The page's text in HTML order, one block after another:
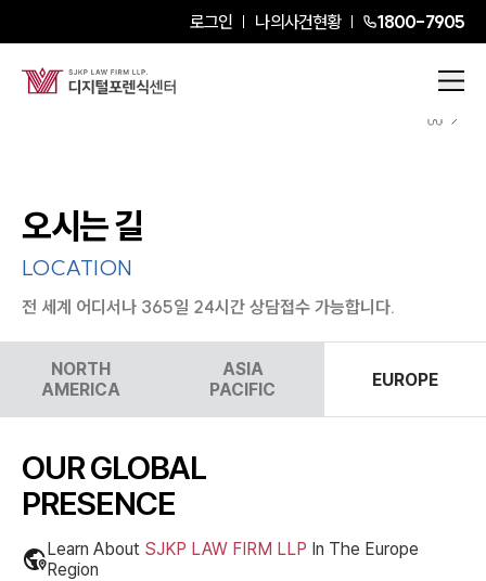
로그인 나의사건현황 1800-7905
센터소개
센터소개
대륜의 강점
오시는 길
고객의 소리
오시는 길
LOCATION
전 세계 어디서나 365일 24시간 상담접수 가능합니다.
NORTH
AMERICA
ASIA
PACIFIC
EUROPE
OUR GLOBAL
PRESENCE
Learn About SJKP LAW FIRM LLP In The Europe
Region